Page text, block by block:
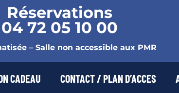
Réservations
04 72 05 10 00
– Salle non accessible aux PMR
CADEAU CONTACT / PLAN D’ACCES